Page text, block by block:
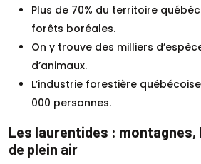
Plus de 70% du territoire
forêts boréales.
On y trouve des milliers
d’animaux.
L’industrie forestière
000 personnes.
Les laurentides :
de plein air